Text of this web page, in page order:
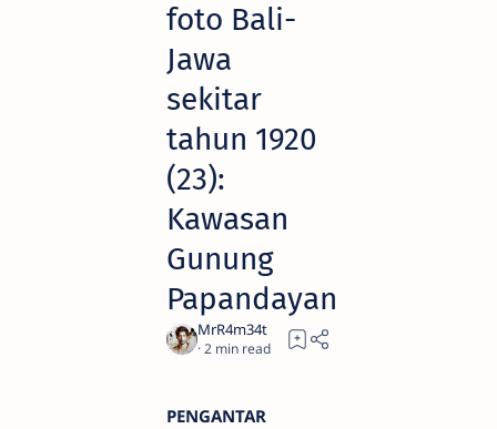
foto Bali-
Jawa
sekitar
tahun 1920
(23):
Kawasan
Gunung
Papandayan
2
PENGANTAR